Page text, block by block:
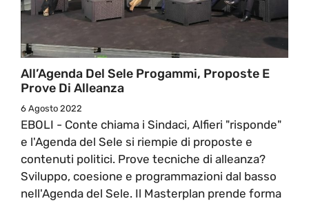
All’Agenda Del Sele Progammi, Proposte E
Prove Di Alleanza
6 Agosto 2022
EBOLI - Conte chiama i Sindaci, Alfieri "risponde"
e l'Agenda del Sele si riempie di proposte e
contenuti politici. Prove tecniche di alleanza?
Sviluppo, coesione e programmazioni dal basso
nell'Agenda del Sele. Il Masterplan prende forma